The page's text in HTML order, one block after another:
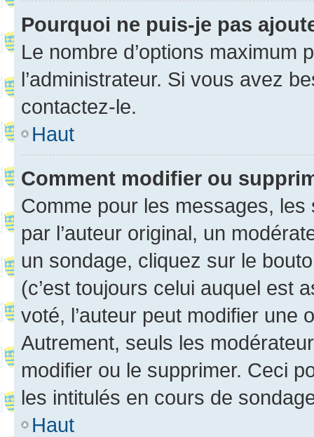
Pourquoi ne puis-je pas
Le nombre d’options maximum
l’administrateur. Si vous avez
contactez-le.
Haut
Comment modifier ou
Comme pour les messages,
par l’auteur original, un
un sondage, cliquez sur le
(c’est toujours celui auquel est
voté, l’auteur peut modifier une
Autrement, seuls les
modifier ou le supprimer. Ceci
les intitulés en cours de
Haut